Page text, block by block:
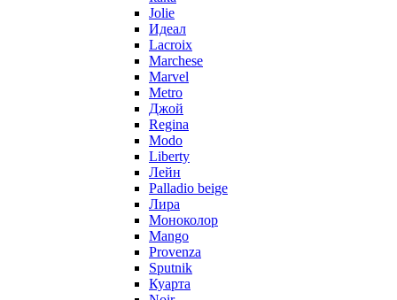
Jolie
Идеал
Lacroix
Marchese
Marvel
Metro
Джой
Regina
Modo
Liberty
Лейн
Palladio beige
Лира
Моноколор
Mango
Provenza
Sputnik
Куарта